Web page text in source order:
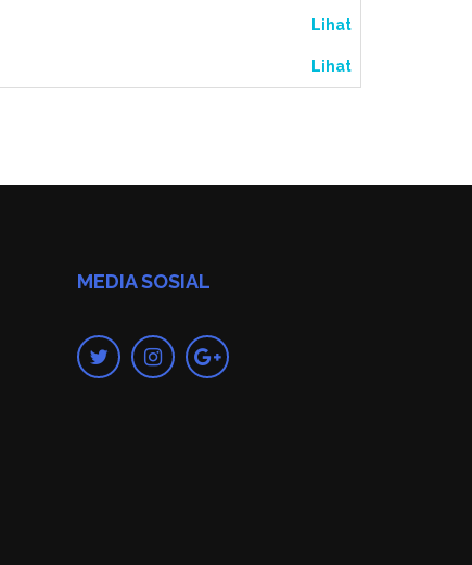
Lihat
Lihat
MEDIA SOSIAL